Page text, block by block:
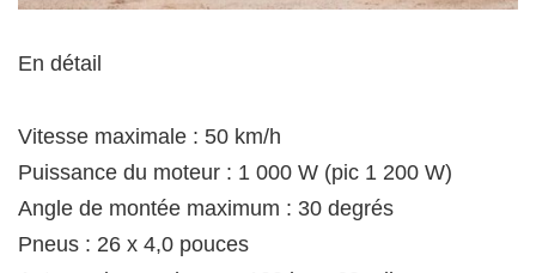
En détail
Vitesse maximale : 50 km/h
Puissance du moteur : 1 000 W (pic 1 200 W)
Angle de montée maximum : 30 degrés
Pneus : 26 x 4,0 pouces